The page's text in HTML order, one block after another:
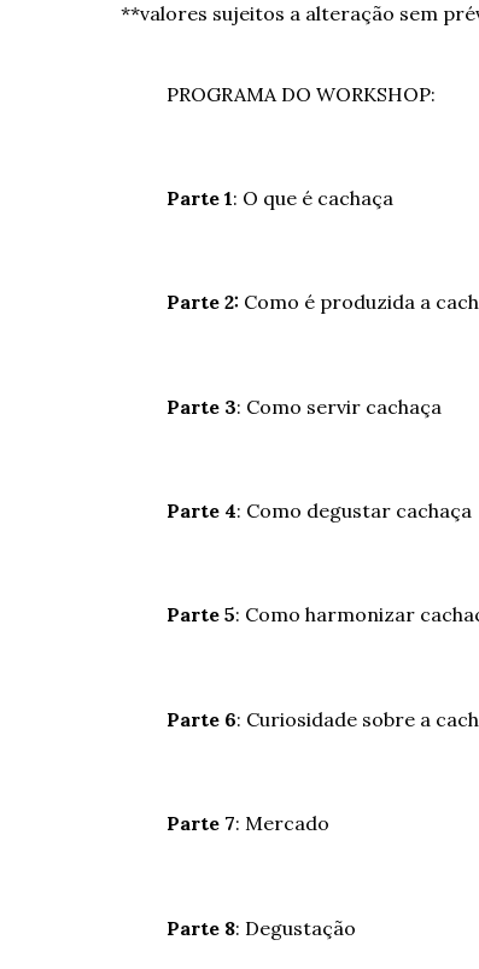
**valores sujeitos a alteração sem
PROGRAMA DO WORKSHOP:
Parte 1: O que é cachaça
Parte 2: Como é produzida a
Parte 3: Como servir cachaça
Parte 4: Como degustar cachaça
Parte 5: Como harmonizar
Parte 6: Curiosidade sobre a
Parte 7: Mercado
Parte 8: Degustação